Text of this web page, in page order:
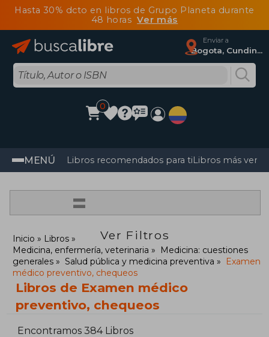
Hasta 30% dcto en libros de Grupo Planeta durante
48 horasVer más
Enviar a
Bogota, Cundinamarca
0
MENÚ Libros recomendados para tiLibros más
=
Ver Filtros
Inicio
Libros
Medicina, enfermería, veterinaria
Medicina: cuestiones
generales
Salud pública y medicina preventiva
Examen
médico preventivo, chequeos
Libros de Examen médico
preventivo, chequeos
Encontramos 384 Libros